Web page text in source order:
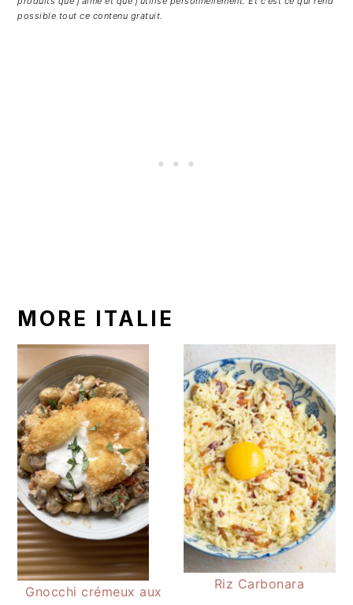
possible tout ce contenu gratuit.
MORE ITALIE
Gnocchi crémeux aux
Riz Carbonara